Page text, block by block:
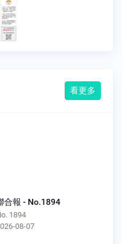
看更多
合報 - No.1894
1894
08-07